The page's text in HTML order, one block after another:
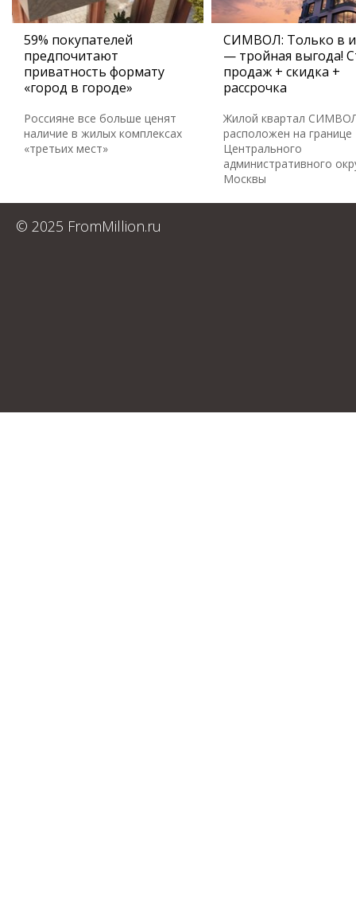
59% покупателей
предпочитают
приватность формату
«город в городе»
Россияне все больше ценят
наличие в жилых комплексах
«третьих мест»
СИМВОЛ: Только в
— тройная выгода!
продаж + скидка +
рассрочка
Жилой квартал
расположен на границе
Центрального
административного
Москвы
© 2025 FromMillion.ru